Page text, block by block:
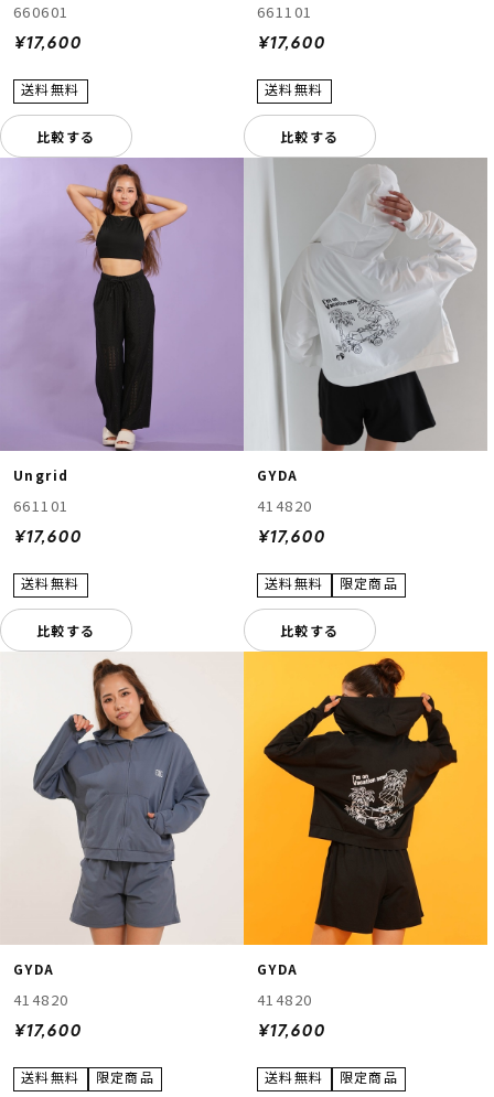
660601
¥17,600
比較する
661101
¥17,600
比較する
Ungrid
661101
¥17,600
比較する
GYDA
414820
¥17,600
比較する
GYDA
414820
¥17,600
GYDA
414820
¥17,600